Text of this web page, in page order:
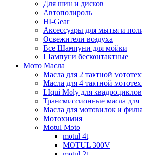
Для шин и дисков
Автополироль
HI-Gear
Аксессуары для мытья и
Освежители воздуха
Все Шампуни для мойки
Шампуни бесконтактные
Мото Масла
Масла для 2 тактной
Масла для 4 тактной
LIqui Moly для квадроциклов
Трансмиссионные масла для
Масла для мотовилок и
Мотохимия
Motul Moto
motul 4t
MOTUL 300V